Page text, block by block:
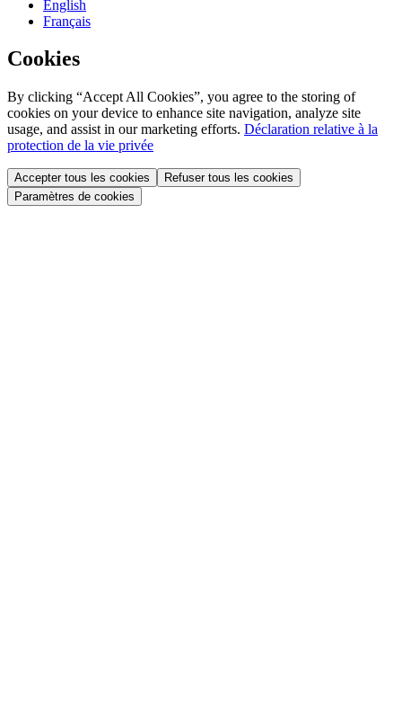
English
Français
Cookies
By clicking “Accept All Cookies”, you agree to the storing of
cookies on your device to enhance site navigation, analyze site
usage, and assist in our marketing efforts. Déclaration relative à la
protection de la vie privée
Accepter tous les cookies
Refuser tous les cookies
Paramètres de cookies